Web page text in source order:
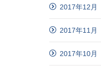
2017年12月
2017年11月
2017年10月